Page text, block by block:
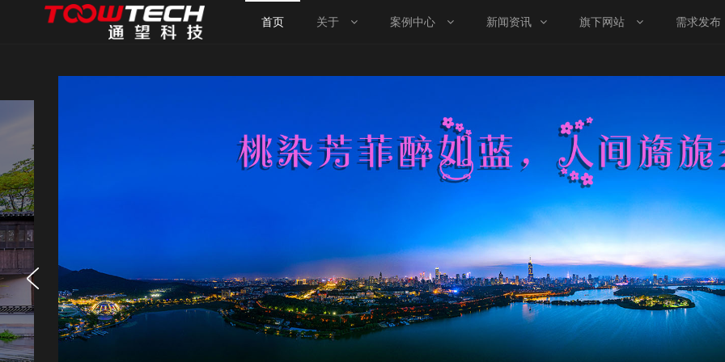
首页 关于 案例中心 新闻资讯 旗下网站 需求发布
案例中心
新闻资讯
旗下网站
需求发布
全国分站